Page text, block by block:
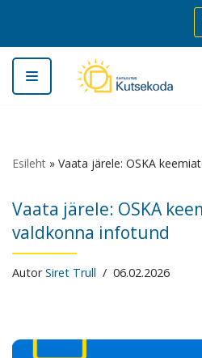
Skip
to
content
Esileht » Vaata järele: OSKA
Vaata järele: OSKA
valdkonna infotund
AutorSiret Trull 06.02.2026